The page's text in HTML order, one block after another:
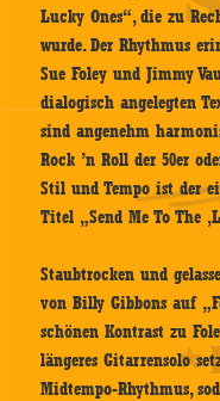
Lucky Ones“, die zu
wurde. Der Rhythmus
Sue Foley und Jimmy
dialogisch angelegten
sind angenehm
Rock ’n Roll der 50er
Stil und Tempo ist der
Titel „Send Me To The
Staubtrocken und
von Billy Gibbons auf
schönen Kontrast zu
längeres Gitarrensolo
Midtempo-Rhythmus,